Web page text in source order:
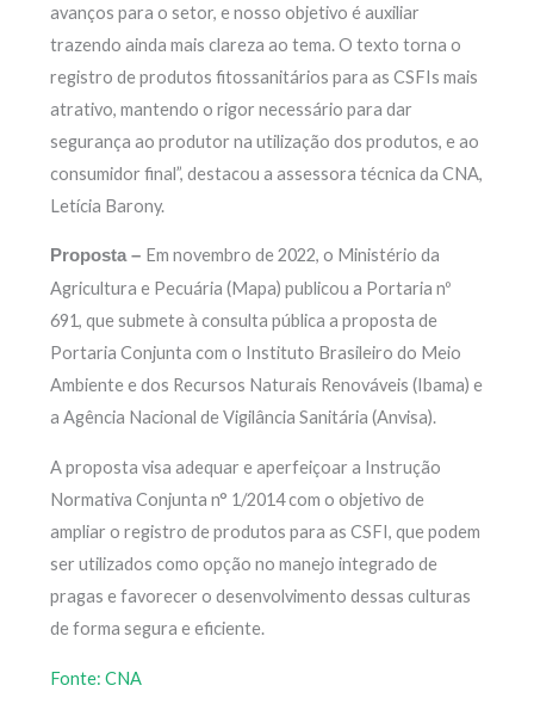
avanços para o setor, e nosso objetivo é auxiliar
trazendo ainda mais clareza ao tema. O texto torna o
registro de produtos fitossanitários para as CSFIs mais
atrativo, mantendo o rigor necessário para dar
segurança ao produtor na utilização dos produtos, e ao
consumidor final”, destacou a assessora técnica da CNA,
Letícia Barony.
Proposta – Em novembro de 2022, o Ministério da
Agricultura e Pecuária (Mapa) publicou a Portaria nº
691, que submete à consulta pública a proposta de
Portaria Conjunta com o Instituto Brasileiro do Meio
Ambiente e dos Recursos Naturais Renováveis (Ibama) e
a Agência Nacional de Vigilância Sanitária (Anvisa).
A proposta visa adequar e aperfeiçoar a Instrução
Normativa Conjunta n° 1/2014 com o objetivo de
ampliar o registro de produtos para as CSFI, que podem
ser utilizados como opção no manejo integrado de
pragas e favorecer o desenvolvimento dessas culturas
de forma segura e eficiente.
Fonte: CNA